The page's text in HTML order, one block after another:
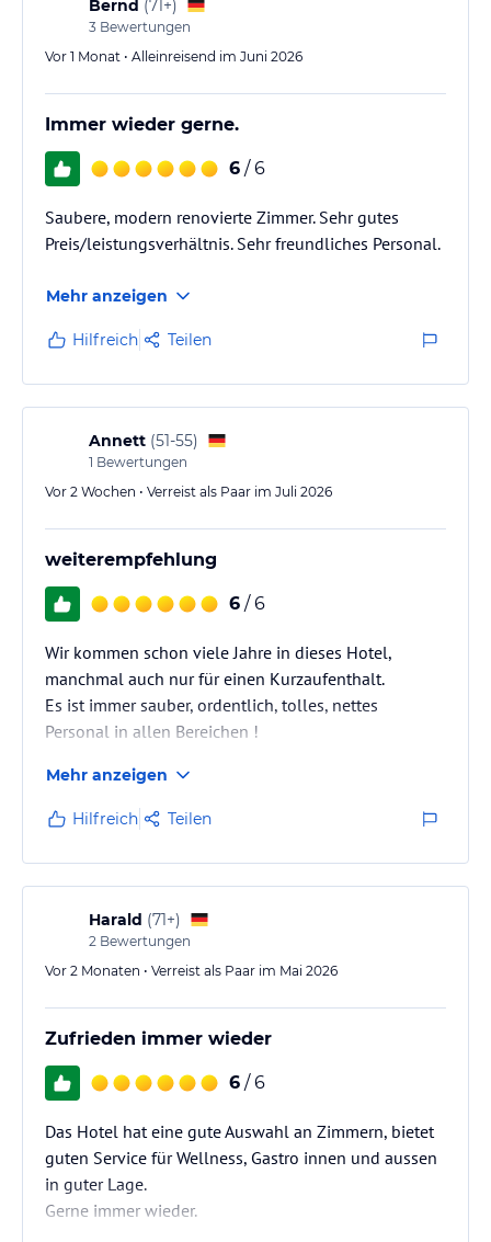
Bernd (71+)
3 Bewertungen
Vor 1 Monat • Alleinreisend im Juni 2026
Immer wieder gerne.
6 / 6
Saubere, modern renovierte Zimmer. Sehr gutes
Preis/leistungsverhältnis. Sehr freundliches Personal.
Mehr anzeigen
Hilfreich Teilen
Annett (51-55)
1 Bewertungen
Vor 2 Wochen • Verreist als Paar im Juli 2026
weiterempfehlung
6 / 6
Wir kommen schon viele Jahre in dieses Hotel,
manchmal auch nur für einen Kurzaufenthalt.
Es ist immer sauber, ordentlich, tolles, nettes
Personal in allen Bereichen !
Mehr anzeigen
Hilfreich Teilen
Harald (71+)
2 Bewertungen
Vor 2 Monaten • Verreist als Paar im Mai 2026
Zufrieden immer wieder
6 / 6
Das Hotel hat eine gute Auswahl an Zimmern, bietet
guten Service für Wellness, Gastro innen und aussen
in guter Lage.
Gerne immer wieder.